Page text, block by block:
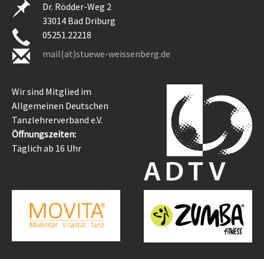
Dr. Rödder-Weg 2
33014 Bad Driburg
05251.22218
mail(at)stuewe-weissenberg.de
Wir sind Mitglied im
Allgemeinen Deutschen
Tanzlehrerverband e.V.
Öffnungszeiten:
Täglich ab 16 Uhr